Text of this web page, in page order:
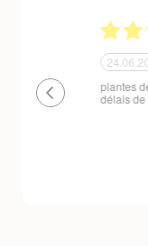
plantes
délais de